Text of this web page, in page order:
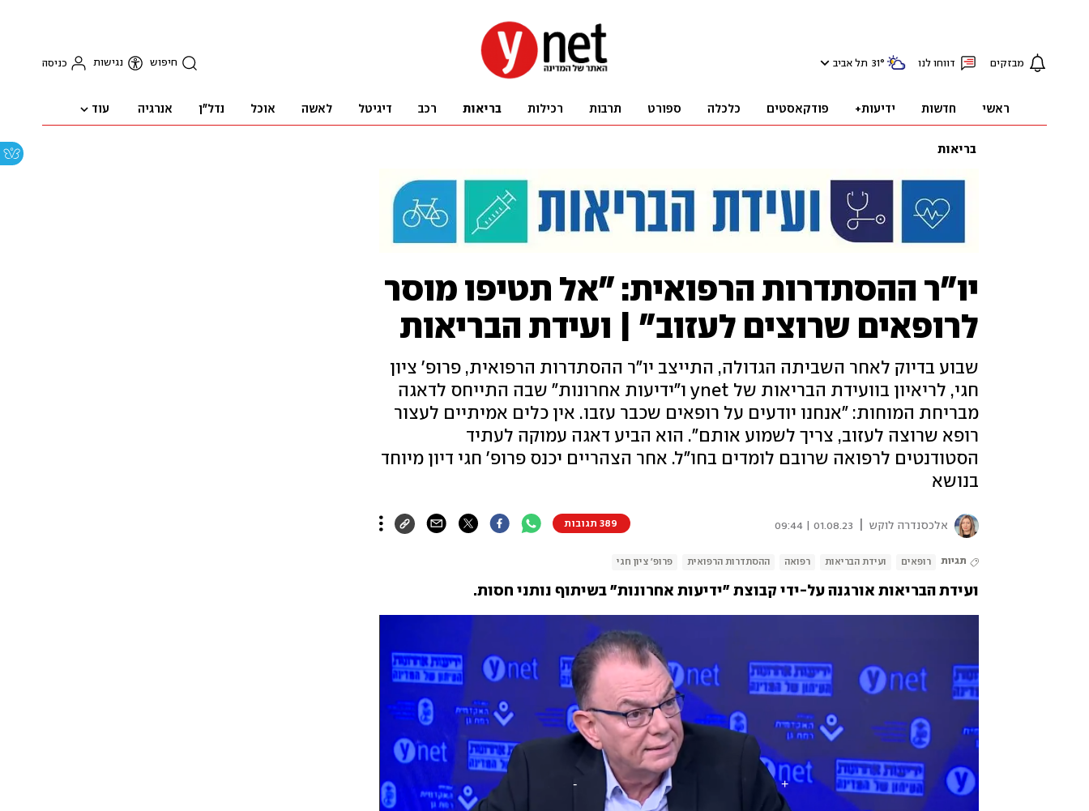
מבזקים דווחו לנו 31° תל אביב חיפוש נגישות כניסה
ראשי חדשות ידיעות+ פודקאסטים כלכלה ספורט תרבות רכילות בריאות רכב דיגיטל לאשה אוכל נדל"ן אנרגיה עוד
בריאות
יו"ר ההסתדרות הרפואית: "אל תטיפו מוסר
לרופאים שרוצים לעזוב" | ועידת הבריאות
שבוע בדיוק לאחר השביתה הגדולה, התייצב יו"ר ההסתדרות הרפואית, פרופ' ציון
חגי, לריאיון בוועידת הבריאות של ynet ו"ידיעות אחרונות" שבה התייחס לדאגה
מבריחת המוחות: "אנחנו יודעים על רופאים שכבר עזבו. אין כלים אמיתיים לעצור
רופא שרוצה לעזוב, צריך לשמוע אותם". הוא הביע דאגה עמוקה לעתיד
הסטודנטים לרפואה שרובם לומדים בחו"ל. אחר הצהריים יכנס פרופ' חגי דיון מיוחד
בנושא
אלכסנדרה לוקש 01.08.23 | 09:44 389 תגובות
תגיות רופאים ועידת הבריאות רפואה ההסתדרות הרפואית פרופ' ציון חגי
ועידת הבריאות אורגנה על-ידי קבוצת "ידיעות אחרונות" בשיתוף נותני חסות.